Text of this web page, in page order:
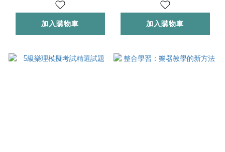
加入購物車 加入購物車